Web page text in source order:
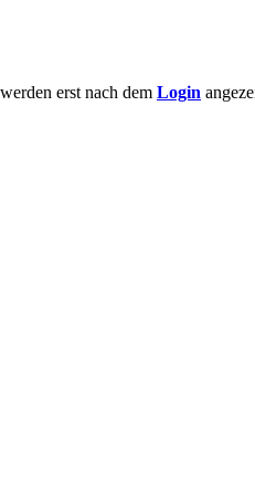
erst nach dem Login